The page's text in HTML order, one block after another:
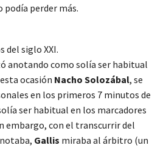
perder más.
del siglo XXI.
anotando como solía ser habitual
ocasión Nacho Solozábal, se
en los primeros 7 minutos de
ser habitual en los marcadores
embargo, con el transcurrir del
Gallis miraba al árbitro (un